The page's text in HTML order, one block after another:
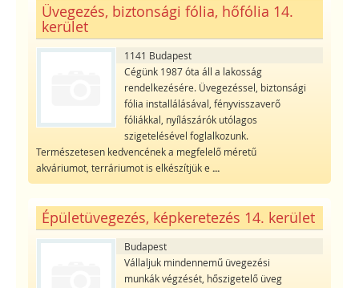
Üvegezés, biztonsági fólia, hőfólia 14.
kerület
1141 Budapest
Cégünk 1987 óta áll a lakosság
rendelkezésére. Üvegezéssel, biztonsági
fólia installálásával, fényvisszaverő
fóliákkal, nyílászárók utólagos
szigetelésével foglalkozunk.
Természetesen kedvencének a megfelelő méretű
akváriumot, terráriumot is elkészítjük e ...
Épületüvegezés, képkeretezés 14. kerület
Budapest
Vállaljuk mindennemű üvegezési
munkák végzését, hőszigetelő üveg